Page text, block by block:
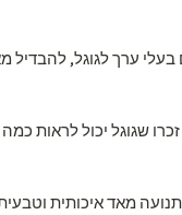
בעלי ערך לגוגל,
שגוגל יכול לראות
תנועה מאד איכותית